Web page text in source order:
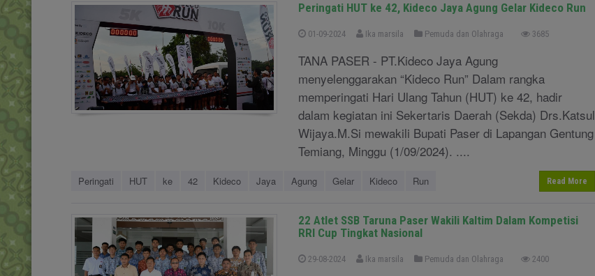
Peringati HUT ke 42, Kideco Jaya Agung Gelar Kideco Run
01-09-2024 Ika marsila Pemuda dan Olahraga 3685
TANA PASER - PT.Kideco Jaya Agung
menyelenggarakan “Kideco Run” Dalam rangka
memperingati Hari Ulang Tahun (HUT) ke 42, hadir
dalam kegiatan ini Sekertaris Daerah (Sekda) Drs.Katsul
Wijaya.M.Si mewakili Bupati Paser di Lapangan Gentung
Temiang, Minggu (1/09/2024). ....
Peringati HUT ke 42 Kideco Jaya Agung Gelar Kideco Run Read More
22 Atlet SSB Taruna Paser Wakili Kaltim Dalam Kompetisi
RRI Cup Tingkat Nasional
29-08-2024 Ika marsila Pemuda dan Olahraga 2400